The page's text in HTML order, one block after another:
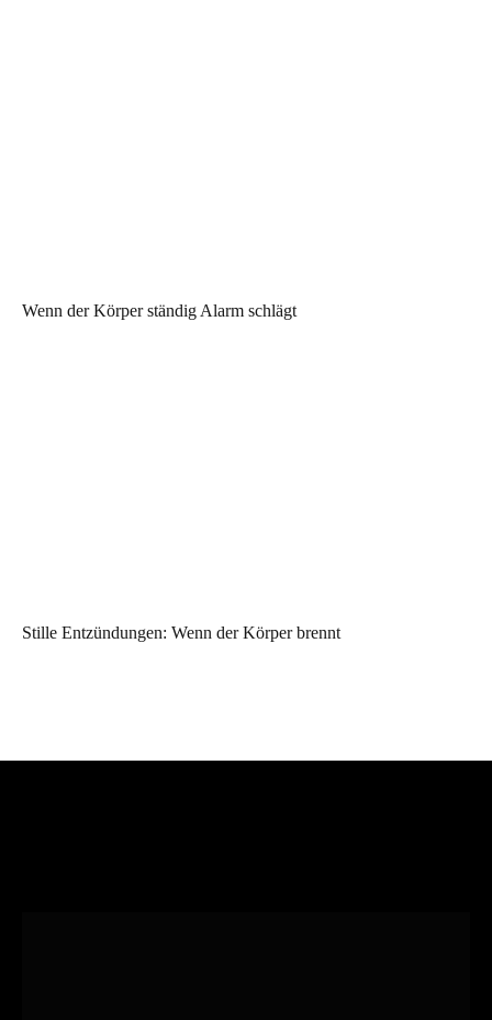
Wenn der Körper ständig Alarm schlägt
Stille Entzündungen: Wenn der Körper brennt